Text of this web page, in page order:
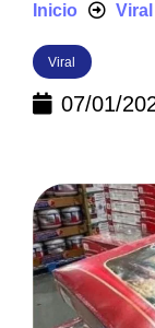
Inicio Viral
Viral
07/01/